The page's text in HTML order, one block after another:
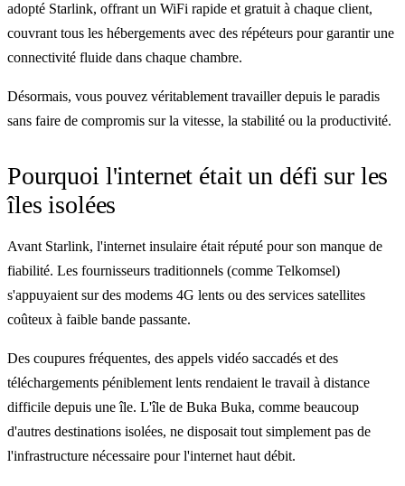
adopté Starlink, offrant un WiFi rapide et gratuit à chaque client,
couvrant tous les hébergements avec des répéteurs pour garantir une
connectivité fluide dans chaque chambre.
Désormais, vous pouvez véritablement travailler depuis le paradis
sans faire de compromis sur la vitesse, la stabilité ou la productivité.
Pourquoi l'internet était un défi sur les
îles isolées
Avant Starlink, l'internet insulaire était réputé pour son manque de
fiabilité. Les fournisseurs traditionnels (comme Telkomsel)
s'appuyaient sur des modems 4G lents ou des services satellites
coûteux à faible bande passante.
Des coupures fréquentes, des appels vidéo saccadés et des
téléchargements péniblement lents rendaient le travail à distance
difficile depuis une île. L'île de Buka Buka, comme beaucoup
d'autres destinations isolées, ne disposait tout simplement pas de
l'infrastructure nécessaire pour l'internet haut débit.